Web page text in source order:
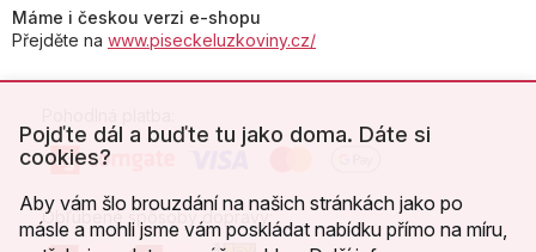
Pojďte dál a buďte tu jako doma. Dáte si
cookies?
Aby vám šlo brouzdání na našich stránkách jako po
másle a mohli jsme vám poskládat nabídku přímo na míru,
Máme i českou verzi e-shopu
Přejděte na www.piseckeluzkoviny.cz/
Obľúbené spôsoby dopravy: